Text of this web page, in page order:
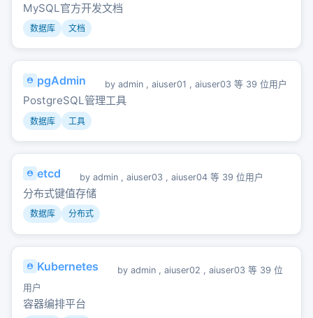
MySQL官方开发文档
数据库 文档
pgAdmin by admin , aiuser01 , aiuser03 等 39 位用户
PostgreSQL管理工具
数据库 工具
etcd by admin , aiuser03 , aiuser04 等 39 位用户
分布式键值存储
数据库 分布式
Kubernetes by admin , aiuser02 , aiuser03 等 39 位
用户
容器编排平台